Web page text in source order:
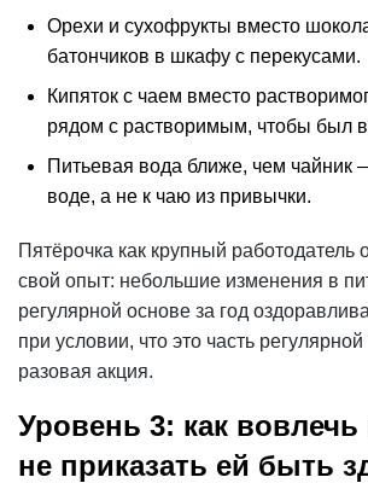
Орехи и сухофрукты вместо
батончиков в шкафу с перекусами.
Кипяток с чаем вместо
рядом с растворимым, чтобы был
Питьевая вода ближе, чем чайник
воде, а не к чаю из привычки.
Пятёрочка как крупный работодатель
свой опыт: небольшие изменения в
регулярной основе за год
при условии, что это часть
разовая акция.
Уровень 3: как вовлечь
не приказать ей быть